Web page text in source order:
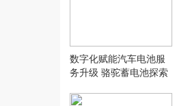
数字化赋能汽车电池服
务升级 骆驼蓄电池探索